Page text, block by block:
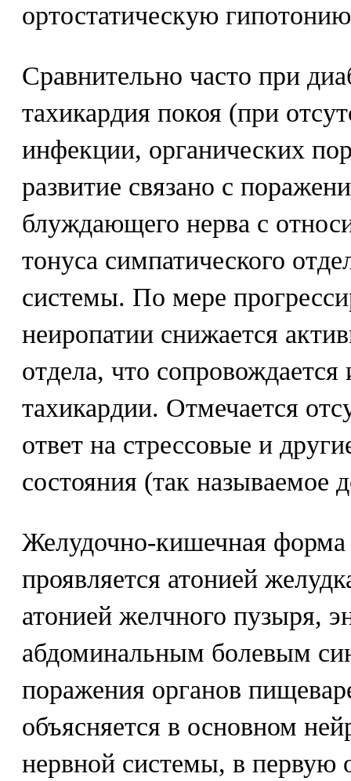
ортостатическую
Сравнительно часто при
тахикардия покоя (при
инфекции, органических
развитие связано с
блуждающего нерва с
тонуса симпатического
системы. По мере
неиропатии снижается
отдела, что сопровождается
тахикардии. Отмечается
ответ на стрессовые и
состояния (так называемое
Желудочно-кишечная форма
проявляется атонией
атонией желчного пузыря,
абдоминальным болевым
поражения органов
объясняется в основном
нервной системы, в первую